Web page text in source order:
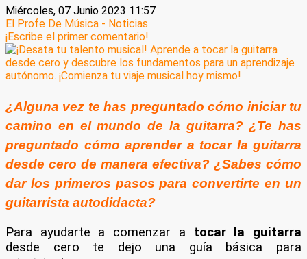
Miércoles, 07 Junio 2023 11:57
El Profe De Música - Noticias
¡Escribe el primer comentario!
¿Alguna vez te has preguntado cómo iniciar tu
camino en el mundo de la guitarra? ¿Te has
preguntado cómo aprender a tocar la guitarra
desde cero de manera efectiva? ¿Sabes cómo
dar los primeros pasos para convertirte en un
guitarrista autodidacta?
Para ayudarte a comenzar a tocar la guitarra
desde cero te dejo una guía básica para